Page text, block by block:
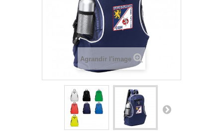
Agrandir l'image